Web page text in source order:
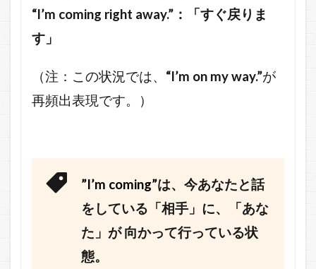
“I’m coming right away.”：「すぐ戻りま
す」
（注：この状況では、 “I’m on my way.”が
再頻出表現です。）
”I’m coming”は、今あなたと話
をしている「相手」に、「あな
た」が 向かって行っている状
態。